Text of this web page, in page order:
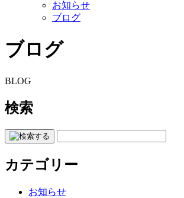
お知らせ
ブログ
ブログ
BLOG
検索
カテゴリー
お知らせ